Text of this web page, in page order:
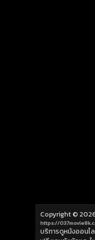
Copyright ©
https://
บริการดูหนังออนไ